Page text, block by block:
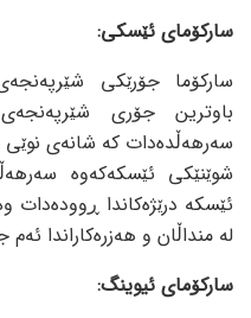
سارکۆمای ئێسکی:
سارکۆما جۆرێکی
باوترین جۆری
سەرهەڵدەدات کە شانەی
شوێنێکی ئێسکەکەوە
ئێسکە درێژەکاندا
لە منداڵان و هەزرەکاراندا
سارکۆمای ئیوینگ: